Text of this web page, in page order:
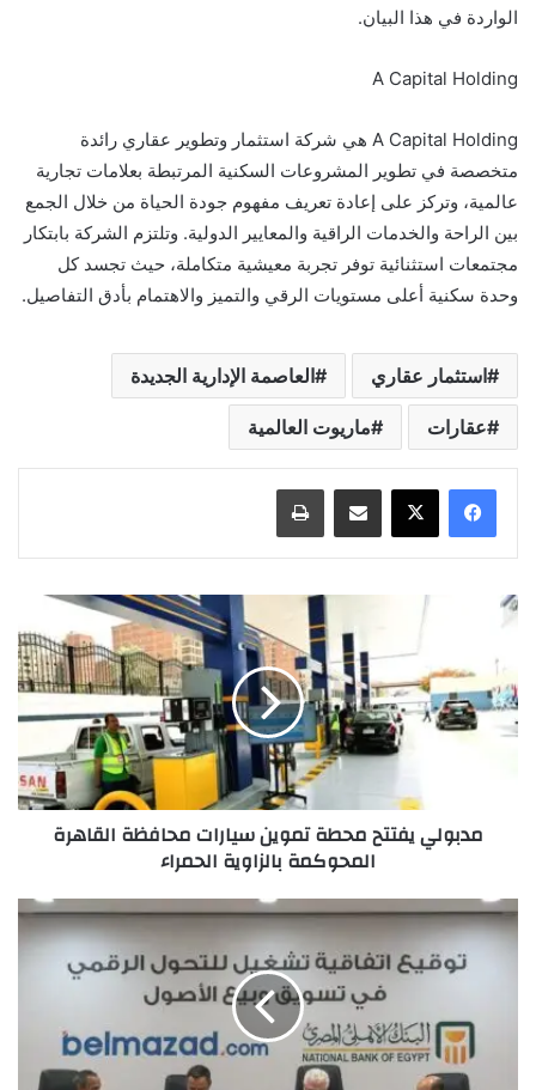
الواردة في هذا البيان.
A Capital Holding
A Capital Holding هي شركة استثمار وتطوير عقاري رائدة
متخصصة في تطوير المشروعات السكنية المرتبطة بعلامات تجارية
عالمية، وتركز على إعادة تعريف مفهوم جودة الحياة من خلال الجمع
بين الراحة والخدمات الراقية والمعايير الدولية. وتلتزم الشركة بابتكار
مجتمعات استثنائية توفر تجربة معيشية متكاملة، حيث تجسد كل
وحدة سكنية أعلى مستويات الرقي والتميز والاهتمام بأدق التفاصيل.
استثمار عقاري العاصمة الإدارية الجديدة
عقارات ماريوت العالمية
مشاركة عبر البريد طباعة
مدبولي يفتتح محطة تموين سيارات محافظة القاهرة
المحوكمة بالزاوية الحمراء